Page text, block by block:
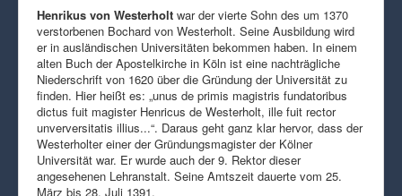
Henrikus von Westerholt war der vierte Sohn des um 1370
verstorbenen Bochard von Westerholt. Seine Ausbildung wird
er in ausländischen Universitäten bekommen haben. In einem
alten Buch der Apostelkirche in Köln ist eine nachträgliche
Niederschrift von 1620 über die Gründung der Universität zu
finden. Hier heißt es: „unus de primis magistris fundatoribus
dictus fuit magister Henricus de Westerholt, ille fuit rector
unverversitatis illius...“. Daraus geht ganz klar hervor, dass der
Westerholter einer der Gründungsmagister der Kölner
Universität war. Er wurde auch der 9. Rektor dieser
angesehenen Lehranstalt. Seine Amtszeit dauerte vom 25.
März bis 28. Juli 1391.